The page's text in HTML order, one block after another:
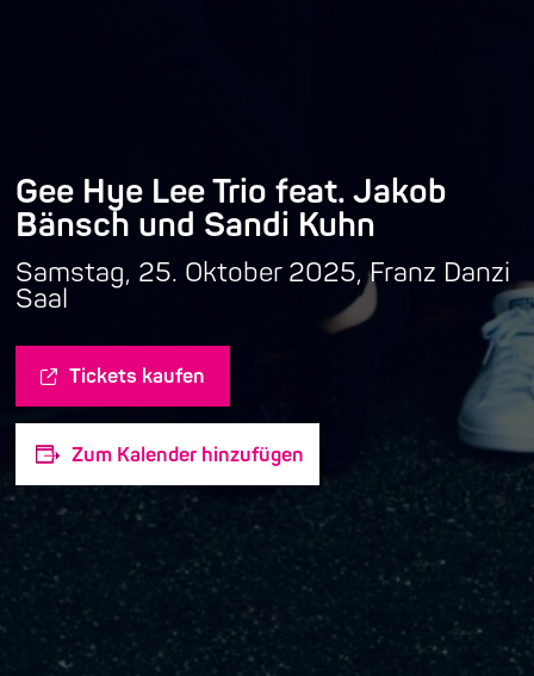
Gee Hye Lee Trio feat. Jakob
Bänsch und Sandi Kuhn
Samstag, 25. Oktober 2025, Franz Danzi
Saal
Tickets kaufen
Zum Kalender hinzufügen